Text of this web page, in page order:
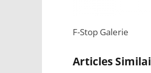
F-Stop Galerie
Articles